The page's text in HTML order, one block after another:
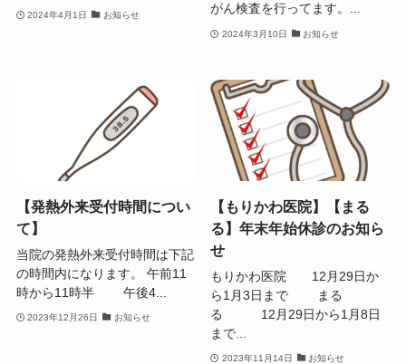
2024年4月1日 お知らせ
がん検査を行ってます。...
2024年3月10日 お知らせ
【発熱外来受付時間につい
て】
当院の発熱外来受付時間は下記
の時間内になります。 午前11
時から11時半 午後4...
2023年12月26日 お知らせ
【もりかわ医院】【まる
る】年末年始休診のお知ら
せ
もりかわ医院 12月29日か
ら1月3日まで まる
る 12月29日から1月8日
まで...
2023年11月14日 お知らせ